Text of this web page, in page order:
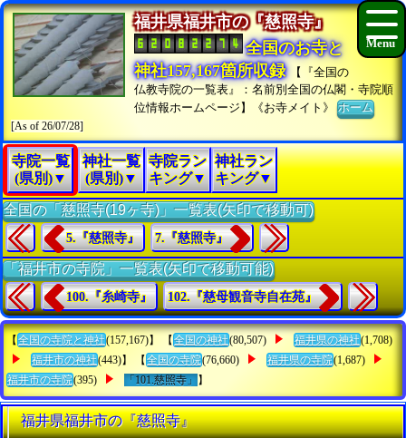
福井県福井市の『慈照寺』
全国のお寺と
神社157,167箇所収録
【『全国の
仏教寺院の一覧表』：名前別全国の仏閣・寺院順
位情報ホームページ】《お寺メイト》ホーム
[As of 26/07/28]
寺院一覧
(県別)▼
神社一覧
(県別)▼
寺院ラン
キング▼
神社ラン
キング▼
全国の「慈照寺(19ヶ寺)」一覧表(矢印で移動可)
5.『慈照寺』 7.『慈照寺』
「福井市の寺院」一覧表(矢印で移動可能)
100.『糸崎寺』 102.『慈母観音寺自在苑』
【 全国の寺院と神社(157,167)】 【 全国の神社(80,507) 福井県の神社(1,708)
福井市の神社(443)】 【 全国の寺院(76,660) 福井県の寺院(1,687)
福井市の寺院(395) 「101.慈照寺」 】
福井県福井市の『慈照寺』